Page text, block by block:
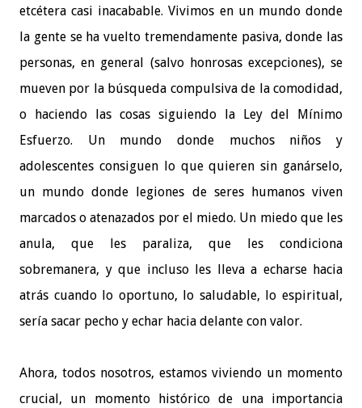
etcétera casi inacabable. Vivimos en un mundo donde
la gente se ha vuelto tremendamente pasiva, donde las
personas, en general (salvo honrosas excepciones), se
mueven por la búsqueda compulsiva de la comodidad,
o haciendo las cosas siguiendo la Ley del Mínimo
Esfuerzo. Un mundo donde muchos niños y
adolescentes consiguen lo que quieren sin ganárselo,
un mundo donde legiones de seres humanos viven
marcados o atenazados por el miedo. Un miedo que les
anula, que les paraliza, que les condiciona
sobremanera, y que incluso les lleva a echarse hacia
atrás cuando lo oportuno, lo saludable, lo espiritual,
sería sacar pecho y echar hacia delante con valor.
Ahora, todos nosotros, estamos viviendo un momento
crucial, un momento histórico de una importancia